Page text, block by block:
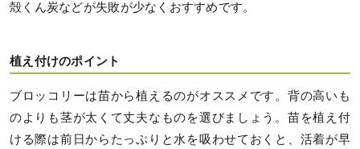
殻くん炭などが失敗が少なくおすすめです。
植え付けのポイント
ブロッコリーは苗から植えるのがオススメです。背の高いも
のよりも茎が太くて丈夫なものを選びましょう。苗を植え付
ける際は前日からたっぷりと水を吸わせておくと、活着が早